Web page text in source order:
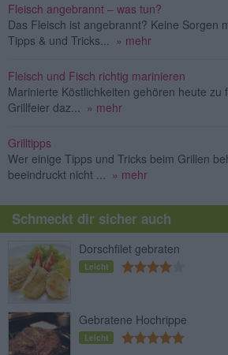
Fleisch angebrannt – was tun?
Das Fleisch ist angebrannt? Keine Sorgen
Tipps & und Tricks... » mehr
Fleisch und Fisch richtig marinieren
Marinierte Köstlichkeiten gehören heute zu
Grillfeier daz... » mehr
Grilltipps
Wer einige Tipps und Tricks beim Grillen
beeindruckt nicht ... » mehr
Schmeckt dir sicher auch
Dorschfilet gebraten
Leicht
Gebratene Hochrippe
Leicht